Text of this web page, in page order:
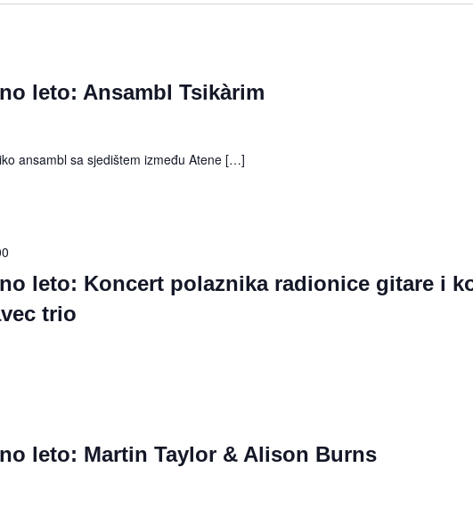
leto: Ansambl Tsikàrim
ansambl sa sjedištem između Atene […]
leto: Koncert polaznika radionice gitare i
trio
leto: Martin Taylor & Alison Burns